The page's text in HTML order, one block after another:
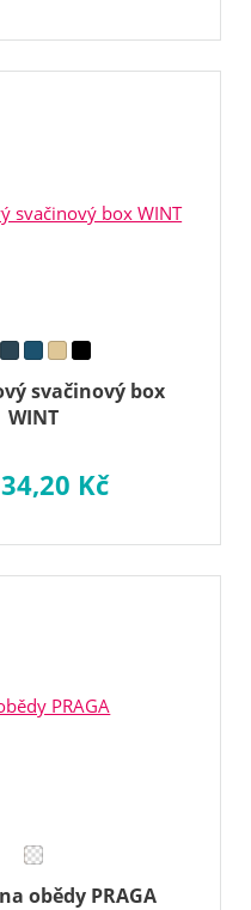
svačinový box
WINT
Kč
obědy PRAGA